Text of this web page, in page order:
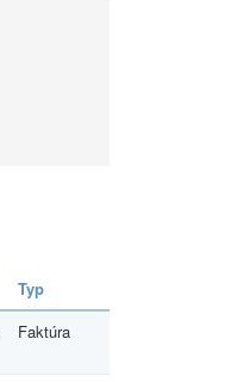
Typ
Faktúra